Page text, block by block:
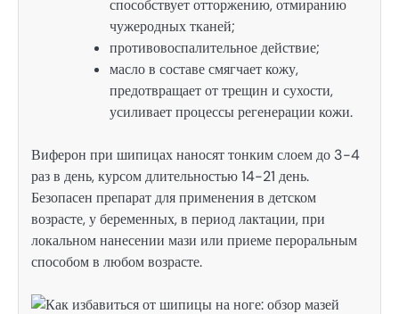
способствует отторжению, отмиранию
чужеродных тканей;
противовоспалительное действие;
масло в составе смягчает кожу,
предотвращает от трещин и сухости,
усиливает процессы регенерации кожи.
Виферон при шипицах наносят тонким слоем до 3-4
раз в день, курсом длительностью 14-21 день.
Безопасен препарат для применения в детском
возрасте, у беременных, в период лактации, при
локальном нанесении мази или приеме пероральным
способом в любом возрасте.